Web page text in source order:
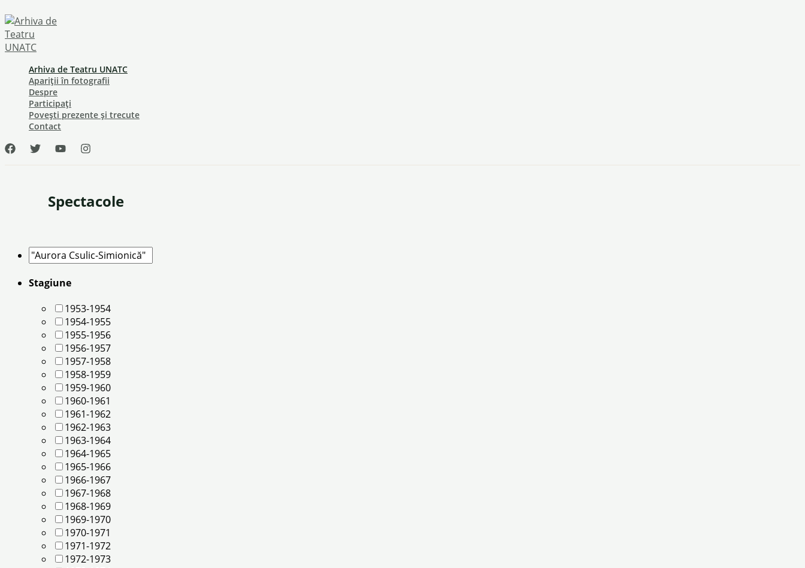
to
content
Arhiva de Teatru UNATC
Apariții în fotografii
Despre
Participați
Povești prezente și trecute
Contact
Spectacole
Stagiune
1953-1954
1954-1955
1955-1956
1956-1957
1957-1958
1958-1959
1959-1960
1960-1961
1961-1962
1962-1963
1963-1964
1964-1965
1965-1966
1966-1967
1967-1968
1968-1969
1969-1970
1970-1971
1971-1972
1972-1973